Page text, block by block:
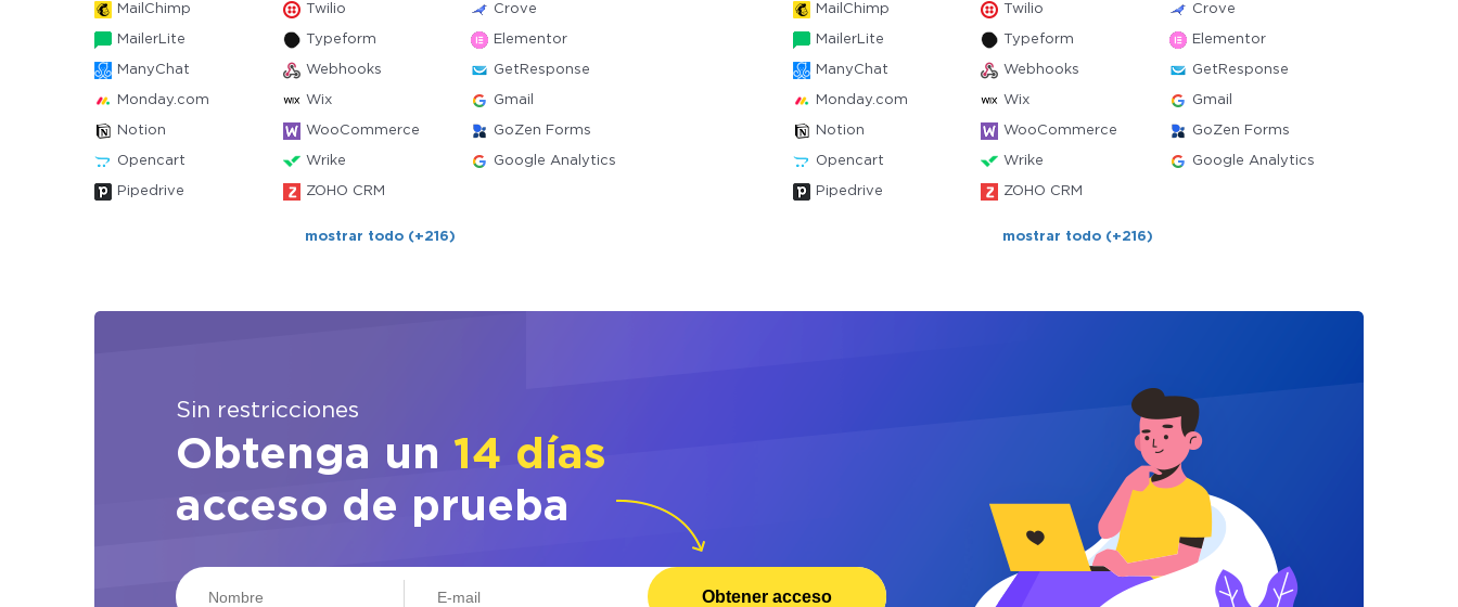
MailChimp Twilio Crove
MailerLite Typeform Elementor
ManyChat Webhooks GetResponse
Monday.com Wix Gmail
Notion WooCommerce GoZen Forms
Opencart Wrike Google Analytics
Pipedrive ZOHO CRM
mostrar todo (+216)
MailChimp Twilio Crove
MailerLite Typeform Elementor
ManyChat Webhooks GetResponse
Monday.com Wix Gmail
Notion WooCommerce GoZen Forms
Opencart Wrike Google Analytics
Pipedrive ZOHO CRM
mostrar todo (+216)
Sin restricciones
Obtenga un 14 días
acceso de prueba
Obtener acceso